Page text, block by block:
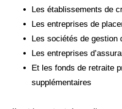
Les établissements de
Les entreprises de
Les sociétés de gestion
Les entreprises
Et les fonds de retraite
supplémentaires